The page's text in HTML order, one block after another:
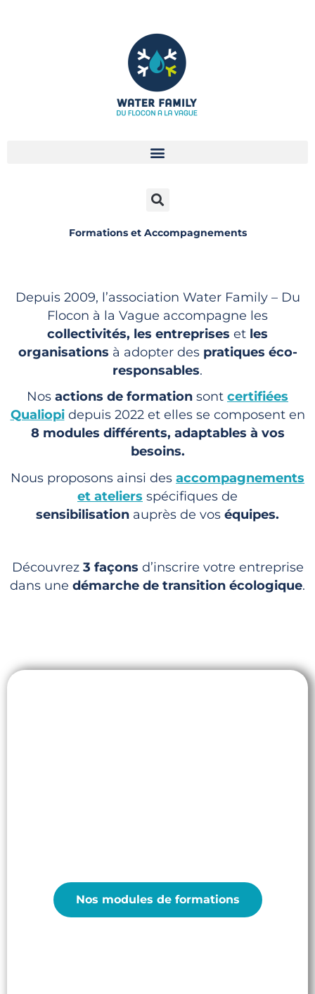
Formations et Accompagnements
Depuis 2009, l’association Water Family – Du
Flocon à la Vague accompagne les
collectivités, les entreprises et les
organisations à adopter despratiques éco-
responsables.
Nos actions de formation sont certifiées
Qualiopi depuis 2022 et elles se composent en
8 modules différents, adaptables à vos
besoins.
Nous proposons ainsi des accompagnements
et ateliers spécifiques de
sensibilisation auprès de vos équipes.
Découvrez 3 façons d’inscrire votre entreprise
dans une démarche de transition écologique.
Nos modules de formations